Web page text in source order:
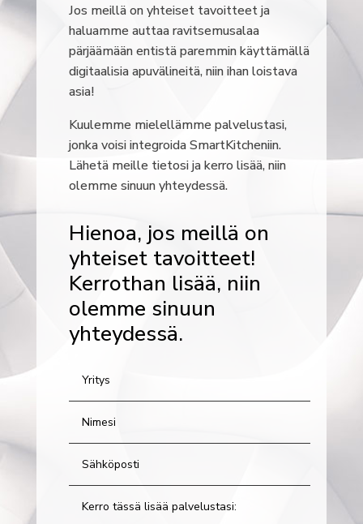
Jos meillä on yhteiset tavoitteet ja
haluamme auttaa ravitsemusalaa
pärjäämään entistä paremmin käyttämällä
digitaalisia apuvälineitä, niin ihan loistava
asia!
Kuulemme mielellämme palvelustasi,
jonka voisi integroida SmartKitcheniin.
Lähetä meille tietosi ja kerro lisää, niin
olemme sinuun yhteydessä.
Hienoa, jos meillä on
yhteiset tavoitteet!
Kerrothan lisää, niin
olemme sinuun
yhteydessä.